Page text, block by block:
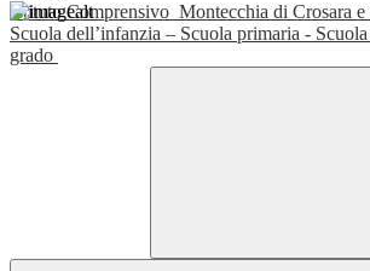
Istituto Comprensivo Montecchia di Crosara
Scuola dell’infanzia – Scuola primaria -
grado